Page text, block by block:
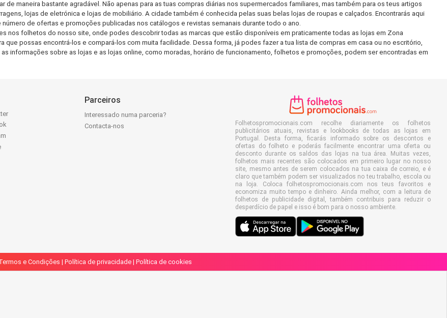
maneira bastante agradável. Não apenas para as tuas compras diárias nos supermercados familiares, mas também para os teus artigos
lojas de eletrónica e lojas de mobiliário. A cidade também é conhecida pelas suas belas lojas de roupas e calçados. Encontrarás aqui
de ofertas e promoções publicadas nos catálogos e revistas semanais durante todo o ano.
nos folhetos do nosso site, onde podes descobrir todas as marcas que estão disponíveis em praticamente todas as lojas em Zona
que possas encontrá-los e compará-los com muita facilidade. Dessa forma, já podes fazer a tua lista de compras em casa ou no escritório,
informações sobre as lojas e as lojas online, como moradas, horário de funcionamento, folhetos e promoções, podem ser encontradas em
Parceiros
Interessado numa parceria?
Contacta-nos
Folhetospromocionais.com recolhe diariamente os folhetos
publicitários atuais, revistas e lookbooks de todas as lojas em
Portugal. Desta forma, ficarás informado sobre os descontos e
ofertas do folheto e poderás facilmente encontrar uma oferta ou
desconto durante os saldos das lojas na tua área. Muitas vezes,
folhetos mais recentes são colocados em primeiro lugar no nosso
site, mesmo antes de serem colocados na tua caixa de correio, e é
claro que também podem ser visualizados no teu trabalho, escola ou
na loja. Coloca folhetospromocionais.com nos teus favoritos e
economiza muito tempo e dinheiro. Ainda melhor, com a leitura de
folhetos de publicidade digital, também contribuis para reduzir o
desperdício de papel e isso é bom para o nosso ambiente.
e Condições | Política de privacidade | Política de cookies